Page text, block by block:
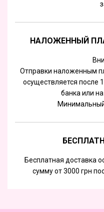
НАЛОЖЕННЫЙ
Отправки наложенным
осуществляется после
банка или
Минимальный
Бесплатная доставка
сумму от 3000 грн